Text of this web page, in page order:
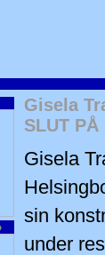
Gisela
SLUT PÅ
Gisela
sin
under